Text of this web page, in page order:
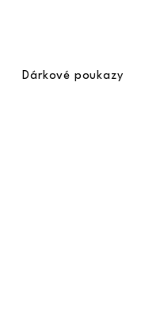
Dárkové poukazy